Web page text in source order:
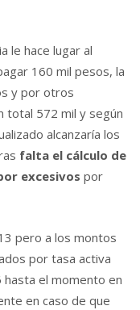
le hace lugar al
160 mil pesos, la
y por otros
total 572 mil y según
alcanzaría los
falta el cálculo de
excesivos por
pero a los montos
por tasa activa
hasta el momento en
en caso de que